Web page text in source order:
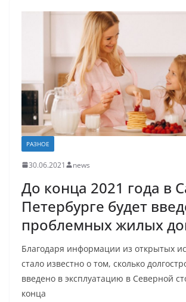
РАЗНОЕ
30.06.2021 news
До конца 2021 года в
Петербурге будет
проблемных жилых
Благодаря информации из открытых
стало известно о том, сколько
введено в эксплуатацию в Северной
конца